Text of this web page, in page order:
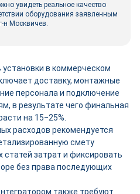
увидеть реальное качество
оборудования заявленным
н Москвичев.
в коммерческом
доставку, монтажные
персонала и подключение
в результате чего финальная
на 15‒25%.
расходов рекомендуется
смету
статей затрат и фиксировать
без права последующих
также требуют